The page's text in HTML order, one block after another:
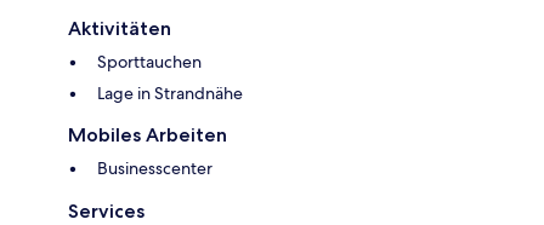
Aktivitäten
Sporttauchen
Lage in Strandnähe
Mobiles Arbeiten
Businesscenter
Services